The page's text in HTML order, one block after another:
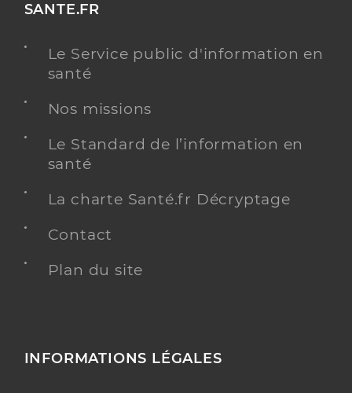
SANTE.FR
Le Service public d'information en
santé
Nos missions
Le Standard de l’information en
santé
La charte Santé.fr Décryptage
Contact
Plan du site
INFORMATIONS LÉGALES